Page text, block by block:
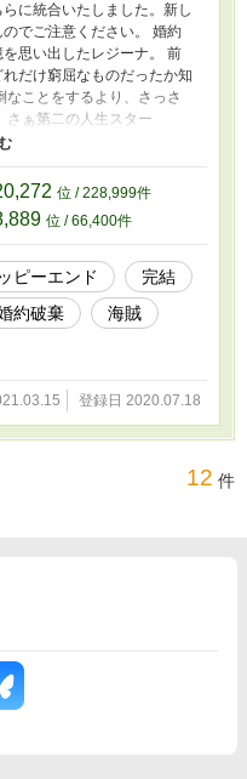
に統合いたしました。新し
でご注意ください。 婚約
思い出したレジーナ。 前
だけ窮屈なものだったか知
なことをするより、さっさ
さぁ第二の人生スター
間、見知らぬイケメンに拉
はなんと海賊船。 このまま
――？ 絶望するレジーナを
されることもなく、むし
王宮暮らしよりも伸び伸
も活かせそう。 これって
？ そう気付いてレジーナ
位 / 228,999件
位 / 66,400件
ピーエンド
完結
約破棄
海賊
登録日 2020.07.18
12 件